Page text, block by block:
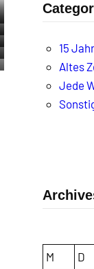
15
Altes
Jede
M
D